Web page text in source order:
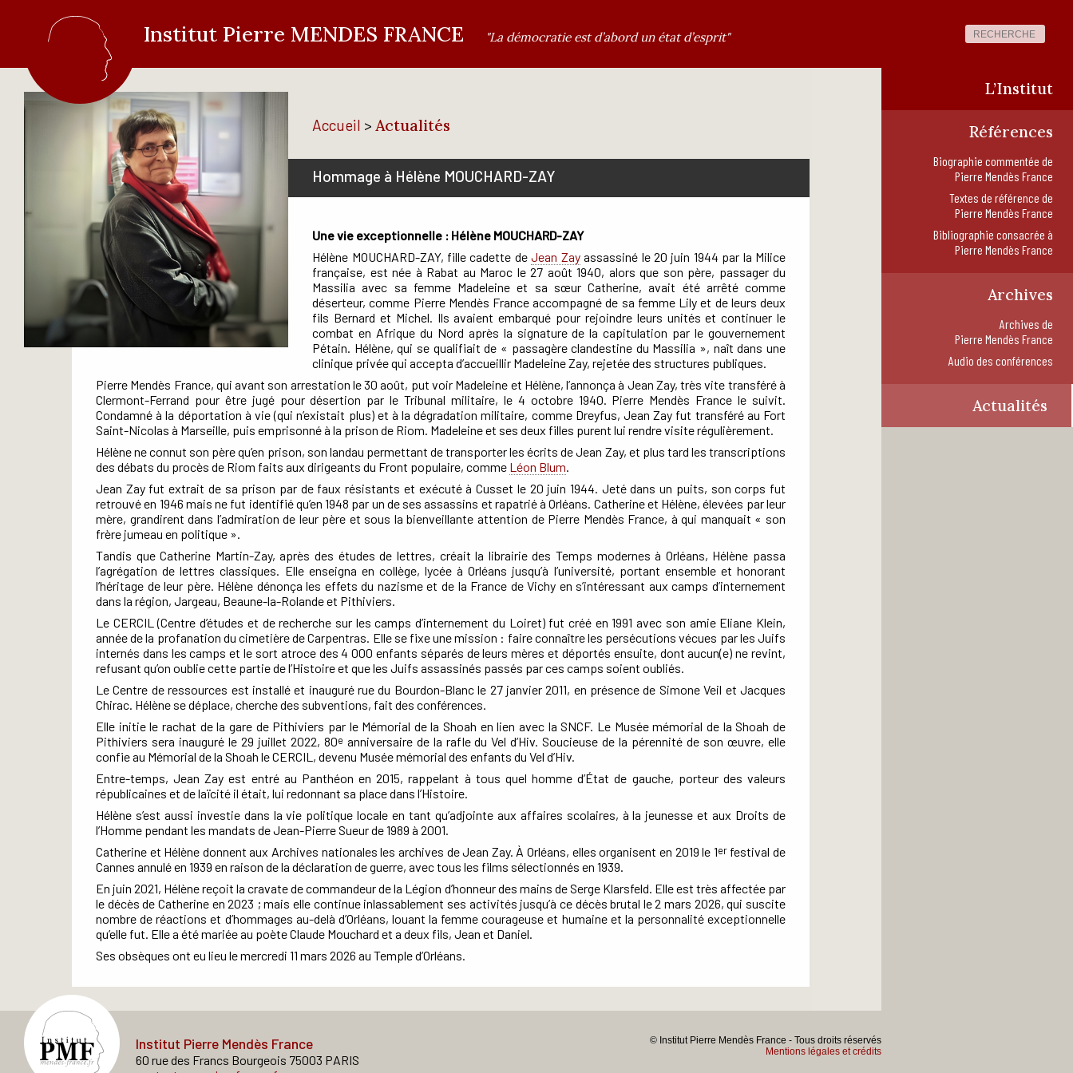
Institut Pierre MENDES FRANCE "La démocratie est d’abord un état d’esprit"
L’Institut
Références
Biographie commentée de
Pierre Mendès France
Textes de référence de
Pierre Mendès France
Bibliographie consacrée à
Pierre Mendès France
Archives
Archives de
Pierre Mendès France
Audio des conférences
Actualités
Accueil > Actualités
Hommage à Hélène MOUCHARD-ZAY
Une vie exceptionnelle : Hélène MOUCHARD-ZAY
Hélène MOUCHARD-ZAY, fille cadette deJean Zayassassiné le 20 juin 1944 par la Milice
française, est née à Rabat au Maroc le 27 août 1940, alors que son père, passager du
Massilia avec sa femme Madeleine et sa sœur Catherine, avait été arrêté comme
déserteur, comme Pierre Mendès France accompagné de sa femme Lily et de leurs deux
fils Bernard et Michel. Ils avaient embarqué pour rejoindre leurs unités et continuer le
combat en Afrique du Nord après la signature de la capitulation par le gouvernement
Pétain. Hélène, qui se qualifiait de « passagère clandestine du Massilia », naît dans une
clinique privée qui accepta d’accueillir Madeleine Zay, rejetée des structures publiques.
Pierre Mendès France, qui avant son arrestation le 30 août, put voir Madeleine et Hélène, l’annonça à Jean Zay, très vite transféré à
Clermont-Ferrand pour être jugé pour désertion par le Tribunal militaire, le 4 octobre 1940. Pierre Mendès France le suivit.
Condamné à la déportation à vie (qui n’existait plus) et à la dégradation militaire, comme Dreyfus, Jean Zay fut transféré au Fort
Saint-Nicolas à Marseille, puis emprisonné à la prison de Riom. Madeleine et ses deux filles purent lui rendre visite régulièrement.
Hélène ne connut son père qu’en prison, son landau permettant de transporter les écrits de Jean Zay, et plus tard les transcriptions
des débats du procès de Riom faits aux dirigeants du Front populaire, comme Léon Blum.
Jean Zay fut extrait de sa prison par de faux résistants et exécuté à Cusset le 20 juin 1944. Jeté dans un puits, son corps fut
retrouvé en 1946 mais ne fut identifié qu’en 1948 par un de ses assassins et rapatrié à Orléans. Catherine et Hélène, élevées par leur
mère, grandirent dans l’admiration de leur père et sous la bienveillante attention de Pierre Mendès France, à qui manquait « son
frère jumeau en politique ».
Tandis que Catherine Martin-Zay, après des études de lettres, créait la librairie des Temps modernes à Orléans, Hélène passa
l’agrégation de lettres classiques. Elle enseigna en collège, lycée à Orléans jusqu’à l’université, portant ensemble et honorant
l’héritage de leur père. Hélène dénonça les effets du nazisme et de la France de Vichy en s’intéressant aux camps d’internement
dans la région, Jargeau, Beaune-la-Rolande et Pithiviers.
Le CERCIL (Centre d’études et de recherche sur les camps d’internement du Loiret) fut créé en 1991 avec son amie Eliane Klein,
année de la profanation du cimetière de Carpentras. Elle se fixe une mission : faire connaître les persécutions vécues par les Juifs
internés dans les camps et le sort atroce des 4 000 enfants séparés de leurs mères et déportés ensuite, dont aucun(e) ne revint,
refusant qu’on oublie cette partie de l’Histoire et que les Juifs assassinés passés par ces camps soient oubliés.
Le Centre de ressources est installé et inauguré rue du Bourdon-Blanc le 27 janvier 2011, en présence de Simone Veil et Jacques
Chirac. Hélène se déplace, cherche des subventions, fait des conférences.
Elle initie le rachat de la gare de Pithiviers par le Mémorial de la Shoah en lien avec la SNCF. Le Musée mémorial de la Shoah de
Pithiviers sera inauguré le 29 juillet 2022, 80e anniversaire de la rafle du Vel d’Hiv. Soucieuse de la pérennité de son œuvre, elle
confie au Mémorial de la Shoah le CERCIL, devenu Musée mémorial des enfants du Vel d’Hiv.
Entre-temps, Jean Zay est entré au Panthéon en 2015, rappelant à tous quel homme d’État de gauche, porteur des valeurs
républicaines et de laïcité il était, lui redonnant sa place dans l’Histoire.
Hélène s’est aussi investie dans la vie politique locale en tant qu’adjointe aux affaires scolaires, à la jeunesse et aux Droits de
l’Homme pendant les mandats de Jean-Pierre Sueur de 1989 à 2001.
Catherine et Hélène donnent aux Archives nationales les archives de Jean Zay. À Orléans, elles organisent en 2019 le 1erfestival de
Cannes annulé en 1939 en raison de la déclaration de guerre, avec tous les films sélectionnés en 1939.
En juin 2021, Hélène reçoit la cravate de commandeur de la Légion d’honneur des mains de Serge Klarsfeld. Elle est très affectée par
le décès de Catherine en 2023 ; mais elle continue inlassablement ses activités jusqu’à ce décès brutal le 2 mars 2026, qui suscite
nombre de réactions et d’hommages au-delà d’Orléans, louant la femme courageuse et humaine et la personnalité exceptionnelle
qu’elle fut. Elle a été mariée au poète Claude Mouchard et a deux fils, Jean et Daniel.
Ses obsèques ont eu lieu le mercredi 11 mars 2026 au Temple d’Orléans.
Institut Pierre Mendès France
60 rue des Francs Bourgeois 75003 PARIS
© Institut Pierre Mendès France - Tous droits réservés
Mentions légales et crédits